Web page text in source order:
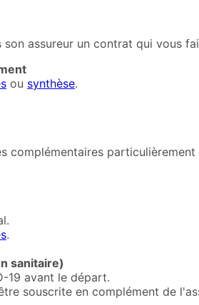
assureur un contrat qui vous
ou synthèse.
complémentaires
.
sanitaire)
19 avant le départ.
souscrite en complément de